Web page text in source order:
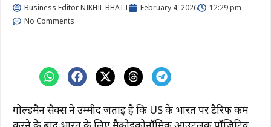
Business Editor NIKHIL BHATT February 4, 2026
12:29 pm
No Comments
गोल्डमैन सैक्स ने उम्मीद जताई है कि US के भारत पर टैरिफ कम